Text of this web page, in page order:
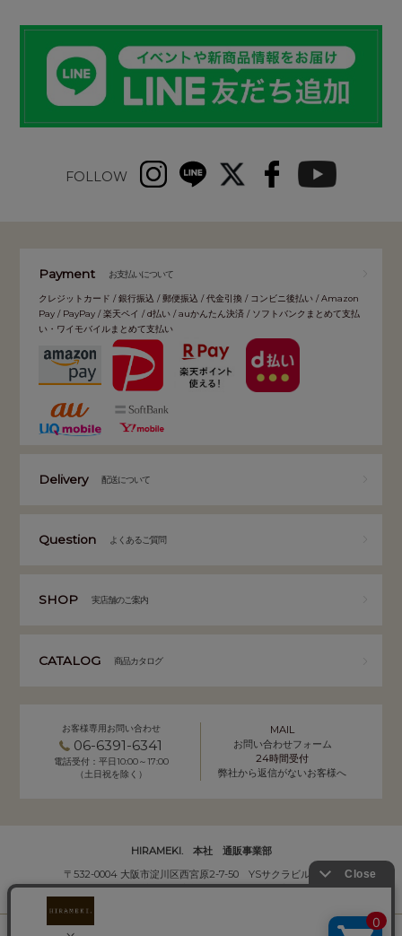
FOLLOW
Payment お支払いについて
クレジットカード / 銀行振込 / 郵便振込 / 代金引換 / コンビニ後払い / Amazon
Pay / PayPay / 楽天ペイ / d払い / auかんたん決済 / ソフトバンクまとめて支払
い・ワイモバイルまとめて支払い
Delivery 配送について
Question よくあるご質問
SHOP 実店舗のご案内
CATALOG 商品カタログ
お客様専用お問い合わせ
06-6391-6341
電話受付：平日10:00～17:00
（土日祝を除く）
MAIL
お問い合わせフォーム
24時間受付
弊社から返信がないお客様へ
HIRAMEKI. 本社 通販事業部
〒532-0004 大阪市淀川区西宮原2-7-50 YSサクラビル B1F
株式会社サクラ衣料 HIRAMEKI.事業部